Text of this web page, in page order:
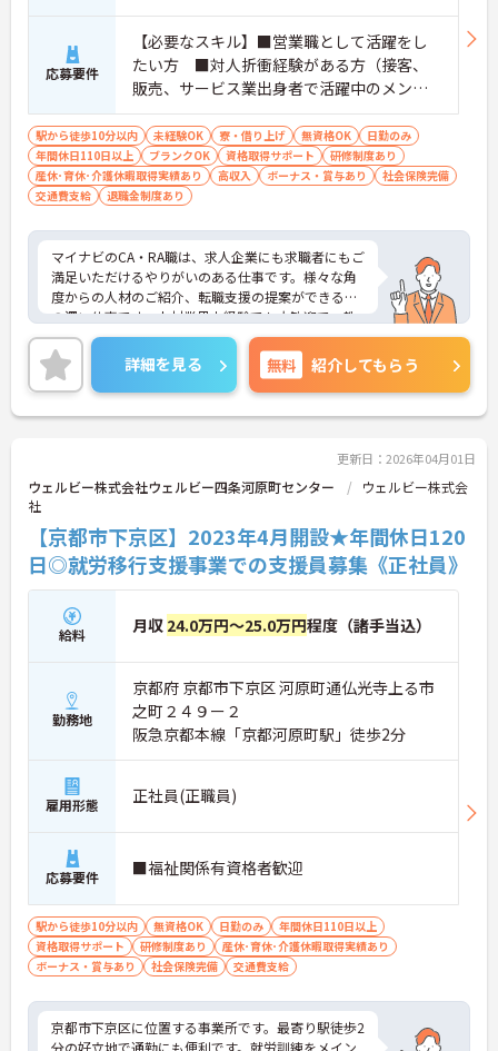
応募要件
【必要なスキル】■営業職として活躍をし
たい方 ■対人折衝経験がある方（接客、
販売、サービス業出身者で活躍中のメンバ
ー多数） ■対人感受性が鋭く、チームを
成功に導くためにメンバーに情熱的に働き
かけられる方 【求められる人物像】■指示
待ちではなく、自分で考え抜き、それを行
動に移せる方■物事を柔軟に受け入れられ
る方■目的意識が高い方
駅から徒歩10分以内 未経験OK 寮・借り上げ 無資格OK
日勤のみ
年間休日110日以上
ブランクOK 資格取得サポート
研修制度あり
産休･育休･介護休暇取得実績あり
高収入 ボーナス・賞与あり
社会保険完備
交通費支給
退職金制度あり
マイナビのCA・RA職は、求人企業にも求職者にもご
満足いただけるやりがいのある仕事です。様々な角
度からの人材のご紹介、転職支援の提案ができる奥
の深い仕事です。人材業界未経験でも大歓迎で、教
育体制や末永く働ける福利厚生も充実しています！
2020年の新卒から20代、30代の社員と幅広い年齢
層のメンバーが活躍、また、中途入社の社員も多
く、情報の共有や相談など気軽にできる環境があり
ます。営業での成約が出れば皆が祝福してくれる和
は、面接対策ポイントなど、さらに詳細をお話しい
たしますのでお気軽にご相談ください！
詳細を見る 無料 紹介してもらう
更新日：2026年04月01日
ウェルビー株式会社ウェルビー四条河原町センター
ウェルビー株式会
社
【京都市下京区】2023年4月開設★年間休日120
日◎就労移行支援事業での支援員募集《正社員》
給料 月収 24.0万円～25.0万円程度（諸手当込）
勤務地
京都府 京都市下京区 河原町通仏光寺上る市
之町２４９ー２
阪急京都本線「京都河原町駅」徒歩2分
雇用形態 正社員(正職員)
応募要件 ■福祉関係有資格者歓迎
駅から徒歩10分以内 無資格OK 日勤のみ
年間休日110日以上
資格取得サポート
研修制度あり
産休･育休･介護休暇取得実績あり
ボーナス・賞与あり
社会保険完備 交通費支給
京都市下京区に位置する事業所です。最寄り駅徒歩2